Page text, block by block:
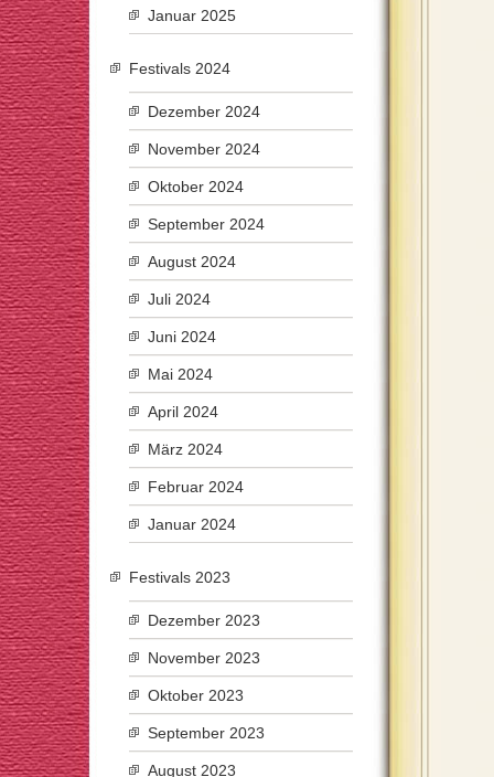
Januar 2025
Festivals 2024
Dezember 2024
November 2024
Oktober 2024
September 2024
August 2024
Juli 2024
Juni 2024
Mai 2024
April 2024
März 2024
Februar 2024
Januar 2024
Festivals 2023
Dezember 2023
November 2023
Oktober 2023
September 2023
August 2023